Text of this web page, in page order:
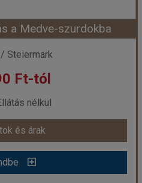
08-29 | 1 nap
Ft-tól
és árak
a Medve-szurdokba
Steiermark
Ft-tól
nélkül
és árak